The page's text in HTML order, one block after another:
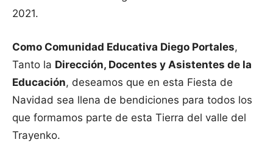
2021.
Como Comunidad Educativa Diego Portales,
Tanto la Dirección, Docentes y Asistentes de la
Educación, deseamos que en esta Fiesta de
Navidad sea llena de bendiciones para todos los
que formamos parte de esta Tierra del valle del
Trayenko.